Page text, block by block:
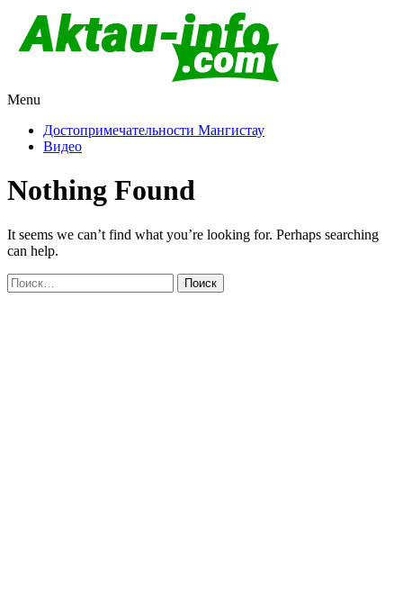
Казахстан
Menu
Достопримечательности Мангистау
Видео
Nothing Found
It seems we can’t find what you’re looking for. Perhaps searching
can help.
Найти: